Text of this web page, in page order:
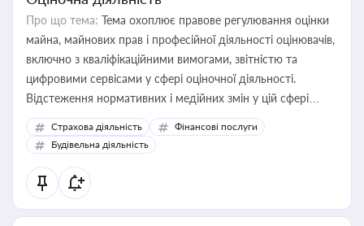
Про що тема: Тема охоплює правове регулювання оцінки
майна, майнових прав і професійної діяльності оцінювачів,
включно з кваліфікаційними вимогами, звітністю та
цифровими сервісами у сфері оціночної діяльності.
Відстеження нормативних і медійних змін у цій сфері
корисне для власника бізнесу, керівника, юриста або
бухгалтера під час оподаткування, приватизації, оренди
державного майна, корпоративних угод і перевірки
статусу суб'єктів оціночної діяльності
Страхова діяльність
Фінансові послуги
Будівельна діяльність